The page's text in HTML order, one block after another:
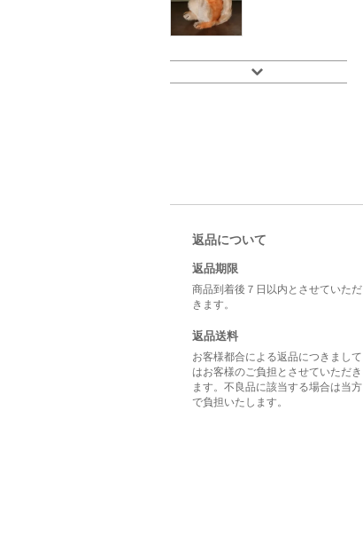
返品について
返品期限
商品到着後７日以内とさせていただ
きます。
返品送料
お客様都合による返品につきまして
はお客様のご負担とさせていただき
ます。不良品に該当する場合は当方
で負担いたします。